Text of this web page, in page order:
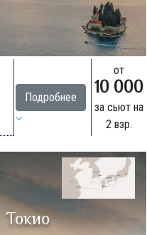
Подробнее
от
10
за сьют на
2 взр.
Токио